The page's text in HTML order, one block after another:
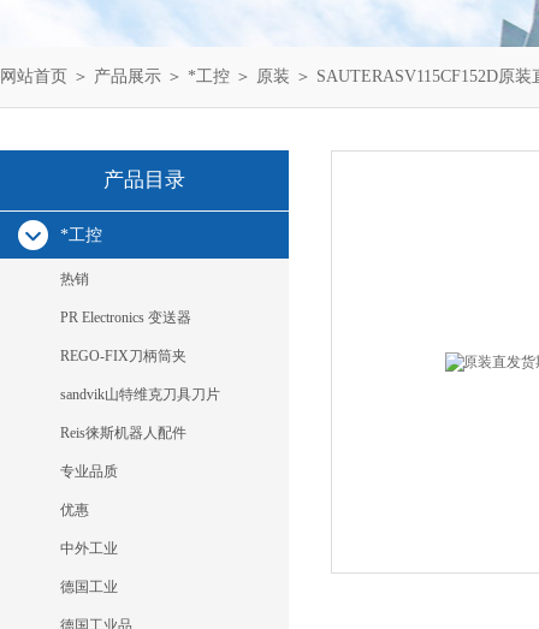
网站首页 ＞ 产品展示 ＞ *工控 ＞ 原装 ＞ SAUTERASV115CF152D原
产品目录
*工控
热销
PR Electronics 变送器
REGO-FIX刀柄筒夹
sandvik山特维克刀具刀片
Reis徕斯机器人配件
专业品质
优惠
中外工业
德国工业
德国工业品